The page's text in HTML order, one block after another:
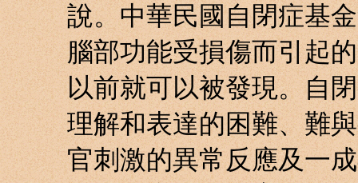
說。中華民國自閉症基
腦部功能受損傷而引起
以前就可以被發現。自
理解和表達的困難、難
官刺激的異常反應及一